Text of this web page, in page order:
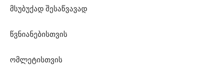
მსუბუქად შესაწვავად
წვნიანებისთვის
ომლეტისთვის